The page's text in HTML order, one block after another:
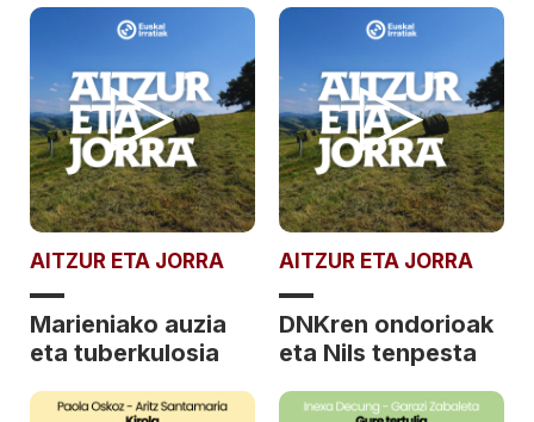
AITZUR ETA JORRA
Marieniako auzia
eta tuberkulosia
AITZUR ETA JORRA
DNKren ondorioak
eta Nils tenpesta